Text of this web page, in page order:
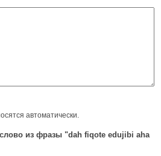
автоматически.
из фразы "dah fiqote edujibi aha